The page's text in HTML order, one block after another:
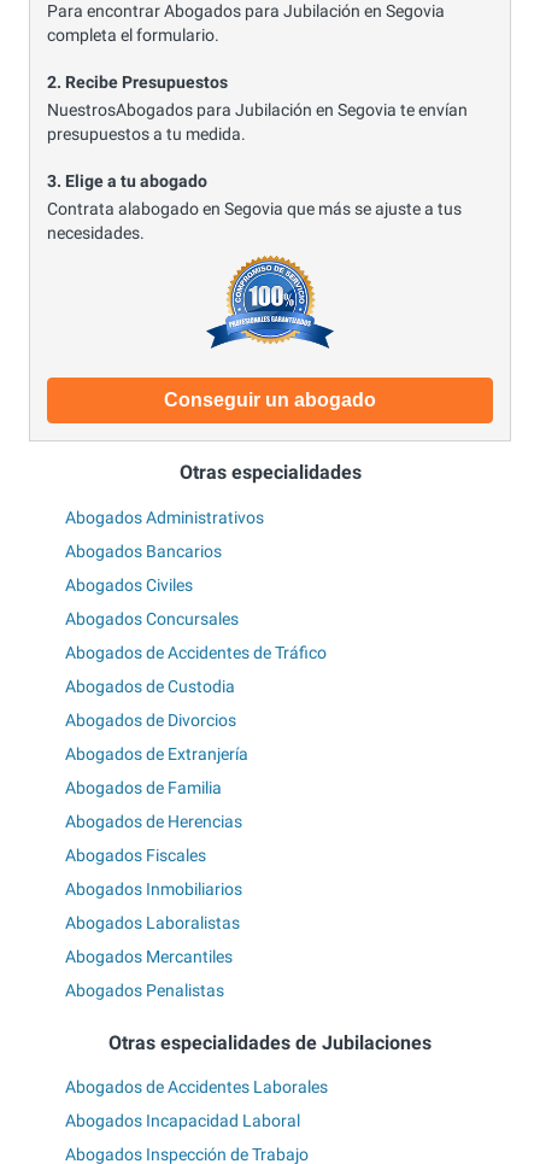
Para encontrar Abogados para Jubilación en Segovia
completa el formulario.
2. Recibe Presupuestos
NuestrosAbogados para Jubilación en Segovia te envían
presupuestos a tu medida.
3. Elige a tu abogado
Contrata alabogado en Segovia que más se ajuste a tus
necesidades.
Conseguir un abogado
Otras especialidades
Abogados Administrativos
Abogados Bancarios
Abogados Civiles
Abogados Concursales
Abogados de Accidentes de Tráfico
Abogados de Custodia
Abogados de Divorcios
Abogados de Extranjería
Abogados de Familia
Abogados de Herencias
Abogados Fiscales
Abogados Inmobiliarios
Abogados Laboralistas
Abogados Mercantiles
Abogados Penalistas
Otras especialidades de Jubilaciones
Abogados de Accidentes Laborales
Abogados Incapacidad Laboral
Abogados Inspección de Trabajo